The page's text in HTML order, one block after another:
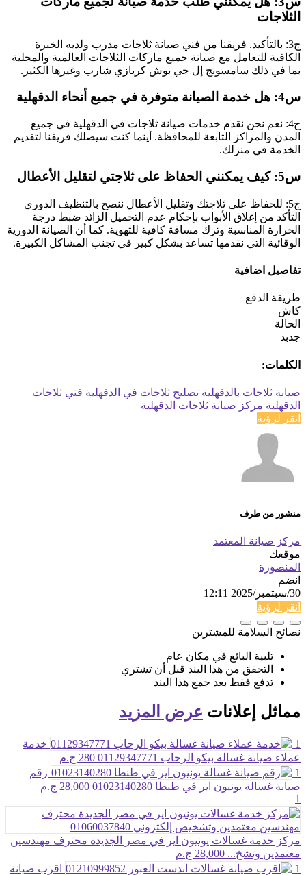
الثلاجات
ج3: بالتأكيد. فريقنا من فني صيانة ثلاجات مدرب ولديه الخبرة
الكافية للتعامل مع صيانة جميع ماركات الثلاجات العالمية والمحلية
بما في ذلك سامسونج إل جي بوش كريازي شارب وغيرها الكثير.
س4: هل خدمة الصيانة متوفرة في جميع أنحاء الدقهلية
ج4: نعم نحن نقدم خدمات صيانة ثلاجات في الدقهلية في جميع
المدن والمراكز التابعة للمحافظة. أينما كنت سيصلك فريقنا لتقديم
الخدمة في منزلك.
س5: كيف يمكنني الحفاظ على ثلاجتي لتقليل الأعطال
ج5: للحفاظ على ثلاجتك وتقليل الأعطال ننصح بالتنظيف الدوري
التأكد من إغلاق الأبواب بإحكام عدم التحميل الزائد ضبط درجة
الحرارة المناسبة وترك مسافة كافية للتهوية. كما أن الصيانة الدورية
الوقائية التي نقدمها تساعد بشكل كبير في تجنب المشاكل الكبيرة.
تفاصيل اضافية
طريقة الدفع
كاش
الحالة
جدبد
الكلمات:
صيانة ثلاجات بالدقهلية تصليح ثلاجات في الدقهلية فني ثلاجات
الدقهلية مركز صيانة ثلاجات الدقهلية
انقر لرؤية
منشور من طرف
مركز صيانة المعتمد
موقعك
المنصورة
انضم
30/سبتمبر/2025 12:11
انقر لرؤية
نصائح السلامة للمشترين
تلبية البائع في مكان عام
التحقق من هذا البند قبل أن تشتري
تدفع فقط بعد جمع هذا البند
مماثل إعلانات عرض المزيد
1
خدمة
عملاء صيانة غسالة بيكو الرحاب 01129347771
280 ج.م
1
رقم
صيانة غسالة يونيون اير في طنطا 01023140280
28,000 ج.م
1
مركز خدمة غسالات يونيون اير في مصر الجديدة محترف مهندسين
معتمدين وتشخ... 28,000 ج.م
1
اقرب صيانة